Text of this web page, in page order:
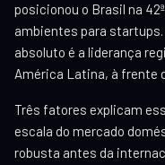
posicionou o Brasil na
ambientes para
absoluto é a liderança
América Latina, à frente
Três fatores explicam
escala do mercado
robusta antes da